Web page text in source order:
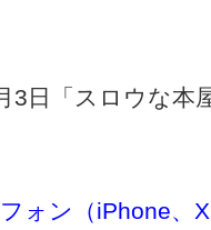
3日「スロウな本
ォン（iPhone、